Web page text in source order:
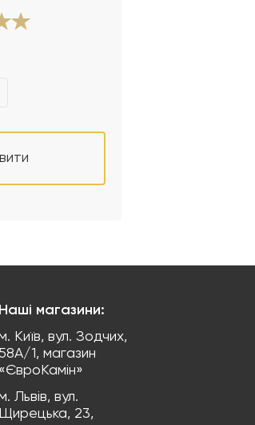
Наші магазини:
Київ, вул. Зодчих,
58А/1, магазин
«ЄвроКамін»
Львів, вул.
Щирецька, 23,